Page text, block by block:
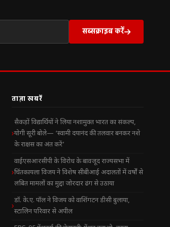
सब्सक्राइब करें
ताज़ा खबरें
सैकड़ों विद्यार्थियों ने लिया नशामुक्त भारत का संकल्प,
योगी सूरी बोले— ‘स्वामी दयानंद की तलवार बनकर नशे
के राक्षस का अंत करें’
वाईएसआरसीपी के विरोध के बावजूद राज्यसभा में
चिंतकायला विजय ने विशेष सीबीआई अदालतों में वर्षों से
लंबित मामलों का मुद्दा जोरदार ढंग से उठाया
डॉ. के.ए. पॉल ने विजय को वाशिंगटन डीसी बुलाया,
स्टालिन परिवार से अपील